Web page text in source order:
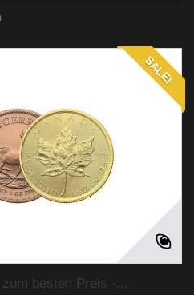
SALE!
besten Preis -...